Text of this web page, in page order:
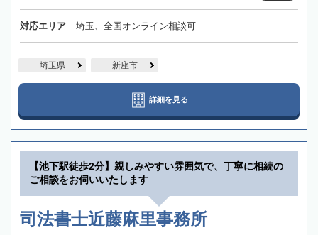
対応エリア 埼玉、全国オンライン相談可
埼玉県 新座市
詳細を見る
【池下駅徒歩2分】親しみやすい雰囲気で、丁寧に相続の
ご相談をお伺いいたします
司法書士近藤麻里事務所